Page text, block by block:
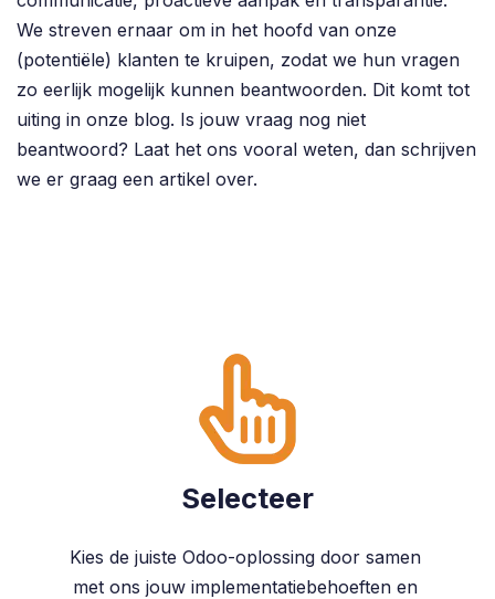
We streven ernaar om in het hoofd van onze
(potentiële) klanten te kruipen, zodat we hun vragen
zo eerlijk mogelijk kunnen beantwoorden. Dit komt tot
uiting in onze blog. Is jouw vraag nog niet
beantwoord? Laat het ons vooral weten, dan schrijven
we er graag een artikel over.
Selecteer
Kies de juiste Odoo-oplossing door samen
met ons jouw implementatiebehoeften en